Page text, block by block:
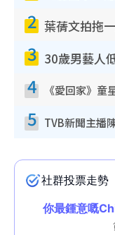
2
3
4
5